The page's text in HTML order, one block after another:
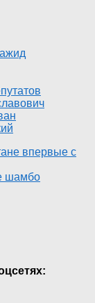
впервые с
шамбо